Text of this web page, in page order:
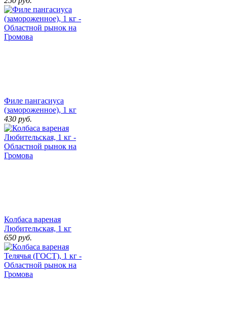
Филе пангасиуса
(замороженное), 1 кг
430 руб.
Колбаса вареная
Любительская, 1 кг
650 руб.